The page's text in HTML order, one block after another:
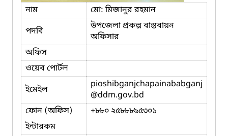
নাম
মো: মিজানুর রহমান
পদবি
উপজেলা প্রকল্প বাস্তবায়ন
অফিসার
অফিস
ওয়েব পোর্টল
ইমেইল
pioshibganjchapainababganj
@ddm.gov.bd
ফোন (অফিস)
+৮৮০ ২৫৮৮৮৯৫৩০১
ইন্টারকম